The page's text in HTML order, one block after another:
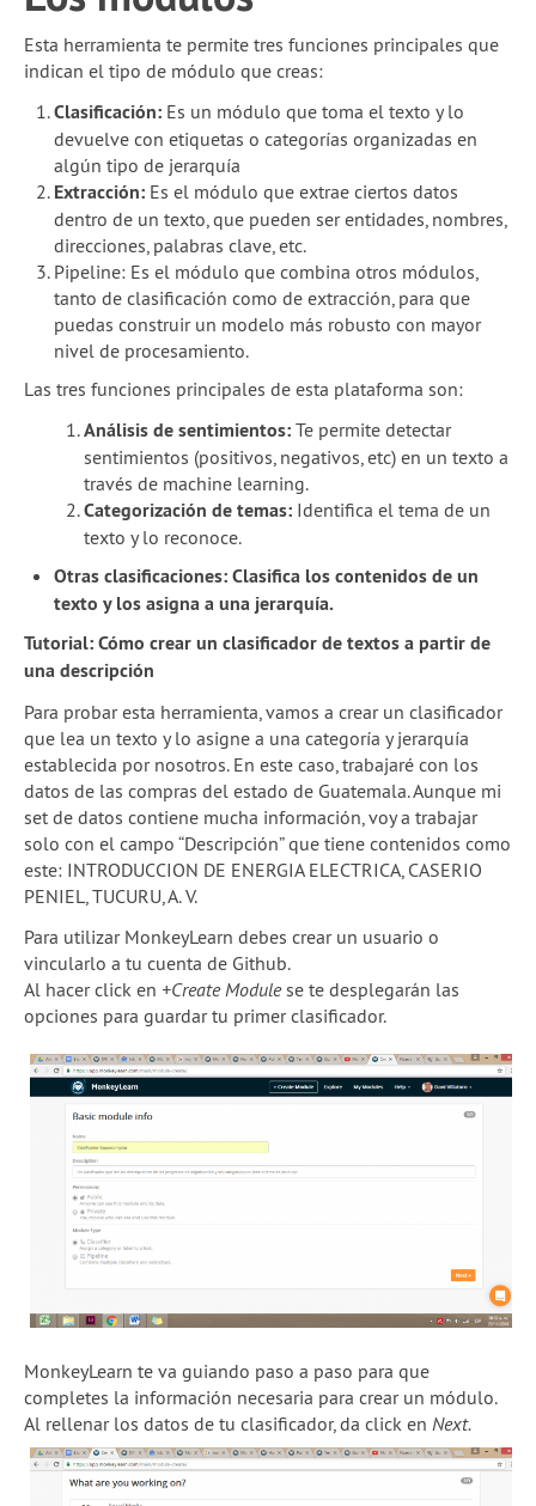
Esta herramienta te permite tres funciones principales que
indican el tipo de módulo que creas:
Clasificación: Es un módulo que toma el texto y lo
devuelve con etiquetas o categorías organizadas en
algún tipo de jerarquía
Extracción: Es el módulo que extrae ciertos datos
dentro de un texto, que pueden ser entidades, nombres,
direcciones, palabras clave, etc.
Pipeline: Es el módulo que combina otros módulos,
tanto de clasificación como de extracción, para que
puedas construir un modelo más robusto con mayor
nivel de procesamiento.
Las tres funciones principales de esta plataforma son:
Análisis de sentimientos: Te permite detectar
sentimientos (positivos, negativos, etc) en un texto a
través de machine learning.
Categorización de temas: Identifica el tema de un
texto y lo reconoce.
Otras clasificaciones: Clasifica los contenidos de un
texto y los asigna a una jerarquía.
Tutorial: Cómo crear un clasificador de textos a partir de
una descripción
Para probar esta herramienta, vamos a crear un clasificador
que lea un texto y lo asigne a una categoría y jerarquía
establecida por nosotros. En este caso, trabajaré con los
datos de las compras del estado de Guatemala. Aunque mi
set de datos contiene mucha información, voy a trabajar
solo con el campo “Descripción” que tiene contenidos como
este: INTRODUCCION DE ENERGIA ELECTRICA, CASERIO
PENIEL, TUCURU, A. V.
Para utilizar MonkeyLearn debes crear un usuario o
vincularlo a tu cuenta de Github.
Al hacer click en +Create Modulese te desplegarán las
opciones para guardar tu primer clasificador.
MonkeyLearn te va guiando paso a paso para que
completes la información necesaria para crear un módulo.
Al rellenar los datos de tu clasificador, da click en Next.